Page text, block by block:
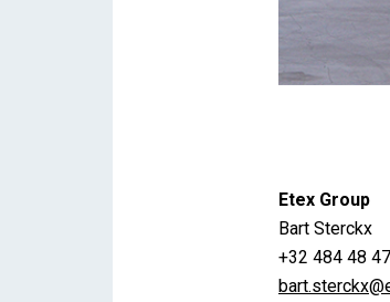
Partners
Brent
Etex Group
Bart Sterckx
+32 484 48